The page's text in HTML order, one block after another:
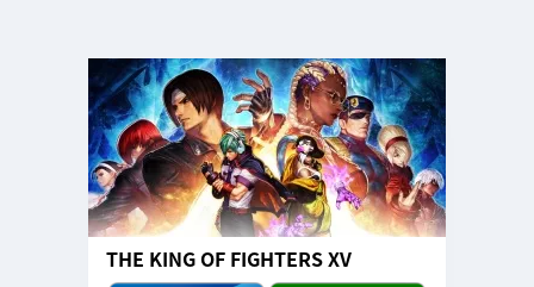
THE KING OF FIGHTERS XV